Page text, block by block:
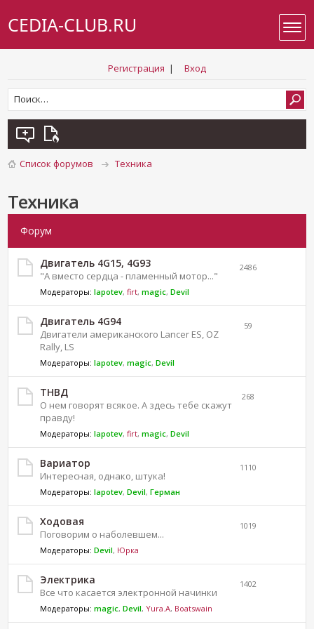
CEDIA-CLUB.RU
Регистрация | Вход
Список форумов Техника
Техника
Форум
Двигатель 4G15, 4G93
"А вместо сердца - пламенный мотор..."
Модераторы: lapotev,firt,magic,Devil
2486
Двигатель 4G94
Двигатели американского Lancer ES, OZ
Rally, LS
Модераторы: lapotev,magic,Devil
59
ТНВД
О нем говорят всякое. А здесь тебе скажут
правду!
Модераторы: lapotev,firt,magic,Devil
268
Вариатор
Интересная, однако, штука!
Модераторы: lapotev,Devil,Герман
1110
Ходовая
Поговорим о наболевшем...
Модераторы: Devil, Юрка
1019
Электрика
Все что касается электронной начинки
Модераторы: magic,Devil,Yura.A, Boatswain
1402